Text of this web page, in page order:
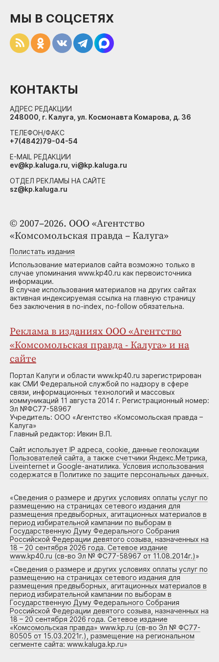
© 2007–2026. ООО «Агентство
«Комсомольская правда – Калуга»
Полистать издания
Использование материалов сайта возможно только в
случае упоминания www.kp40.ru как первоисточника
информации.
В случае использования материалов на других сайтах
активная индексируемая ссылка на главную страницу
без заключения в no-index, no-follow обязательна.
Реклама в изданиях ООО «Агентство
«Комсомольская правда - Калуга» и на
сайте
Портал Калуги и области www.kp40.ru зарегистрирован
как СМИ Федеральной службой по надзору в сфере
связи, информационных технологий и массовых
коммуникаций 11 августа 2014 г. Регистрационный номер:
Эл №ФС77-58967
Учредитель: ООО «Агентство «Комсомольская правда –
Калуга»
Главный редактор: Ивкин В.П.
Сайт использует IP адреса, cookie, данные геолокации
Пользователей сайта, а также счетчики Яндекс.Метрика,
Liveinternet и Google-анатилика. Условия использования
содержатся в Политике по защите персональных данных.
«Сведения о размере и других условиях оплаты услуг по
размещению на страницах сетевого издания для
размещения предвыборных, агитационных материалов в
период избирательной кампании по выборам в
Государственную Думу Федерального Собрания
Российской Федерации девятого созыва, назначенных на
18 – 20 сентября 2026 года. Сетевое издание
www.kp40.ru (св-во Эл № ФС77-58967 от 11.08.2014г.)»
«Сведения о размере и других условиях оплаты услуг по
размещению на страницах сетевого издания для
размещения предвыборных, агитационных материалов в
период избирательной кампании по выборам в
Государственную Думу Федерального Собрания
Российской Федерации девятого созыва, назначенных на
18 – 20 сентября 2026 года. Сетевое издание
«Комсомольская правда» www.kp.ru (св-во Эл № ФС77-
80505 от 15.03.2021г.), размещение на региональном
сегменте сайта: www.kaluga.kp.ru»
МЫ В СОЦСЕТЯХ
КОНТАКТЫ
АДРЕС РЕДАКЦИИ
248000, г. Калуга, ул. Космонавта Комарова, д. 36
ТЕЛЕФОН/ФАКС
+7(4842)79-04-54
E-MAIL РЕДАКЦИИ
ev@kp.kaluga.ru, vi@kp.kaluga.ru
ОТДЕЛ РЕКЛАМЫ НА САЙТЕ
sz@kp.kaluga.ru